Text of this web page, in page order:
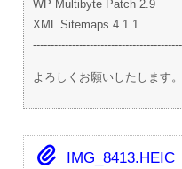
WP Multibyte Patch 2.9
XML Sitemaps 4.1.1
よろしくお願いしたします。
IMG_8413.HEIC